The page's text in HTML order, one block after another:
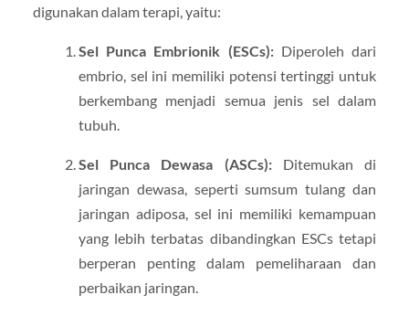
digunakan dalam terapi, yaitu:
Sel Punca Embrionik (ESCs):Diperoleh dari
embrio, sel ini memiliki potensi tertinggi untuk
berkembang menjadi semua jenis sel dalam
tubuh.
Sel Punca Dewasa (ASCs):Ditemukan di
jaringan dewasa, seperti sumsum tulang dan
jaringan adiposa, sel ini memiliki kemampuan
yang lebih terbatas dibandingkan ESCs tetapi
berperan penting dalam pemeliharaan dan
perbaikan jaringan.